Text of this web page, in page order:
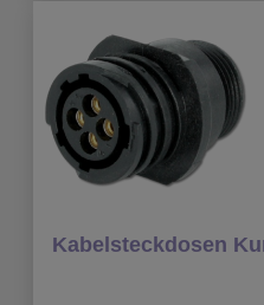
Kabelsteckdosen